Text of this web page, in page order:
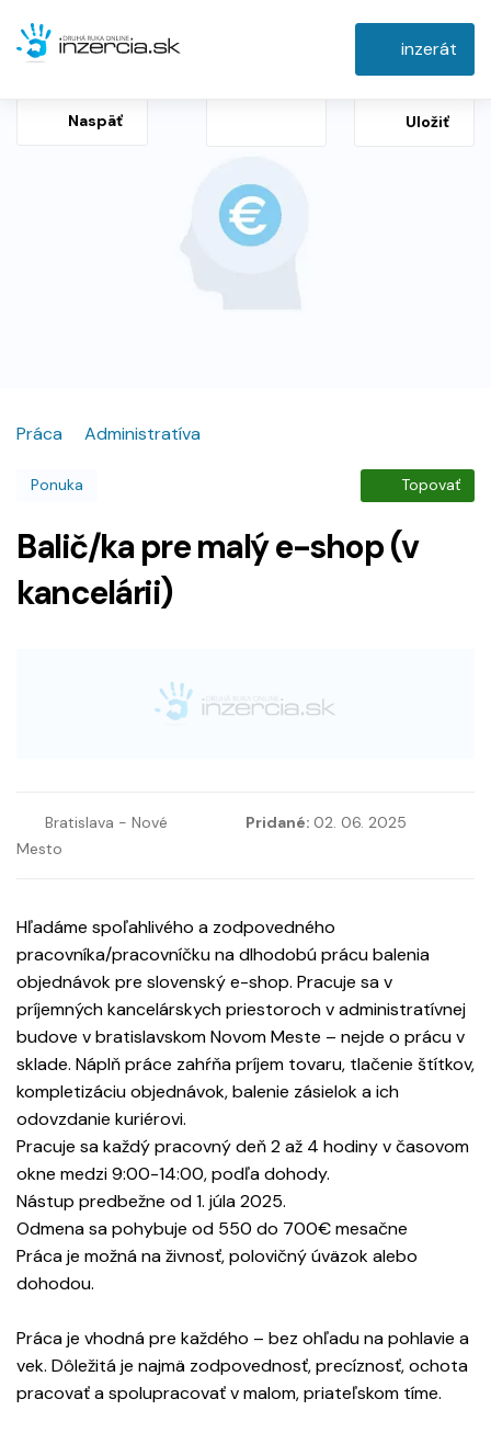
inzerát
Naspäť Uložiť
Práca Administratíva
Ponuka Topovať
Balič/ka pre malý e-shop (v
kancelárii)
Bratislava - Nové
Mesto
Pridané: 02. 06. 2025
Hľadáme spoľahlivého a zodpovedného
pracovníka/pracovníčku na dlhodobú prácu balenia
objednávok pre slovenský e-shop. Pracuje sa v
príjemných kancelárskych priestoroch v administratívnej
budove v bratislavskom Novom Meste – nejde o prácu v
sklade. Náplň práce zahŕňa príjem tovaru, tlačenie štítkov,
kompletizáciu objednávok, balenie zásielok a ich
odovzdanie kuriérovi.
Pracuje sa každý pracovný deň 2 až 4 hodiny v časovom
okne medzi 9:00-14:00, podľa dohody.
Nástup predbežne od 1. júla 2025.
Odmena sa pohybuje od 550 do 700€ mesačne
Práca je možná na živnosť, polovičný úväzok alebo
dohodou.
Práca je vhodná pre každého – bez ohľadu na pohlavie a
vek. Dôležitá je najmä zodpovednosť, precíznosť, ochota
pracovať a spolupracovať v malom, priateľskom tíme.